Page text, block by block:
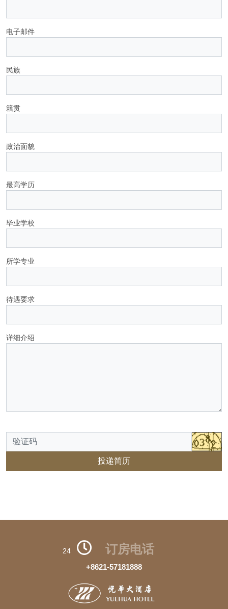
电子邮件
民族
籍贯
政治面貌
最高学历
毕业学校
所学专业
待遇要求
详细介绍
投递简历
24 订房电话
+8621-57181888